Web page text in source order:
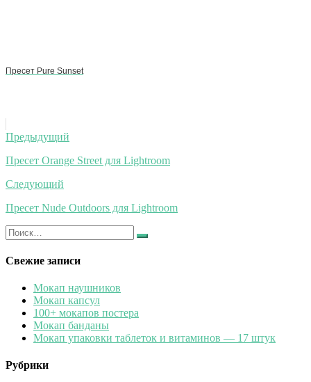
Пресет Pure Sunset
Навигация
по
записям
Предыдущий
Пресет Orange Street для Lightroom
Следующий
Пресет Nude Outdoors для Lightroom
Искать:
Найти
Свежие записи
Мокап наушников
Мокап капсул
100+ мокапов постера
Мокап банданы
Мокап упаковки таблеток и витаминов — 17 штук
Рубрики